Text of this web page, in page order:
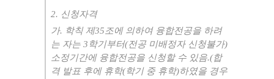
2. 신청자격
가. 학칙 제35조에 의하여 융합전공을 하려
는 자는 3 학기부터(전공 미배정자 신청불가)
소정기간에 융합전공을 신청할 수 있음.(합
격 발표 후에 휴학(학기 중 휴학)하였을 경우